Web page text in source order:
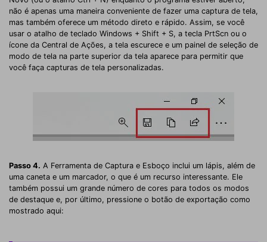
não é apenas uma maneira conveniente de fazer uma captura de tela,
mas também oferece um método direto e rápido. Assim, se você
usar o atalho de teclado Windows + Shift + S, a tecla PrtScn ou o
ícone da Central de Ações, a tela escurece e um painel de seleção de
modo de tela na parte superior da tela aparece para permitir que
você faça capturas de tela personalizadas.
Passo 4. A Ferramenta de Captura e Esboço inclui um lápis, além de
uma caneta e um marcador, o que é um recurso interessante. Ele
também possui um grande número de cores para todos os modos
de destaque e, por último, pressione o botão de exportação como
mostrado aqui: